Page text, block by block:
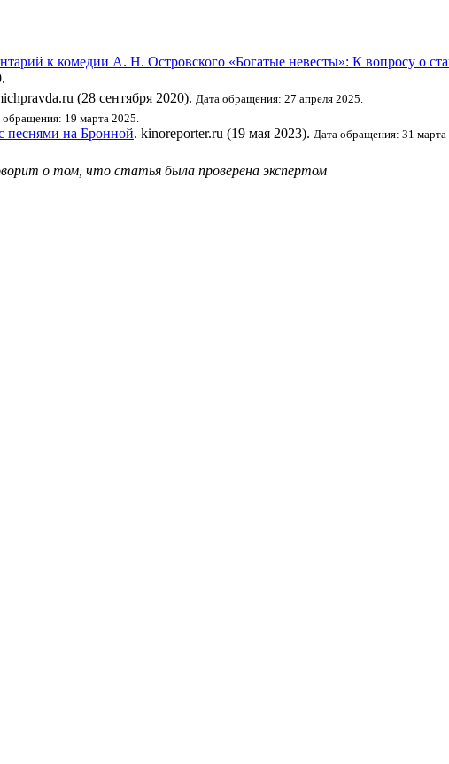
к комедии А. Н. Островского «Богатые невесты»: К вопросу о
.
(28 сентября 2020). Дата обращения: 27 апреля 2025.
обращения: 19 марта 2025.
песнями на Бронной. kinoreporter.ru (19 мая 2023). Дата обращения: 31 марта
о том, что статья была проверена экспертом